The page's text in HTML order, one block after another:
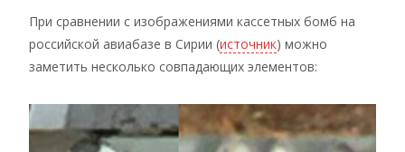
При сравнении с изображениями кассетных бомб на
российской авиабазе в Сирии (источник) можно
заметить несколько совпадающих элементов: